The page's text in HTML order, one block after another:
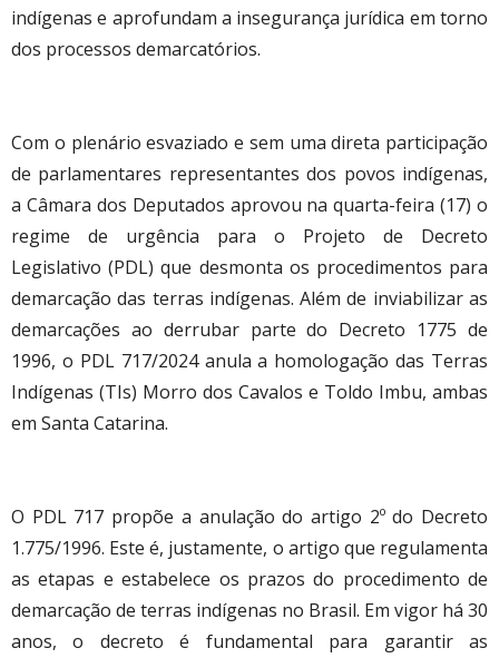
indígenas e aprofundam a insegurança jurídica em torno
dos processos demarcatórios.
Com o plenário esvaziado e sem uma direta participação
de parlamentares representantes dos povos indígenas,
a Câmara dos Deputados aprovou na quarta-feira (17) o
regime de urgência para o Projeto de Decreto
Legislativo (PDL) que desmonta os procedimentos para
demarcação das terras indígenas. Além de inviabilizar as
demarcações ao derrubar parte do Decreto 1775 de
1996, o PDL 717/2024 anula a homologação das Terras
Indígenas (TIs) Morro dos Cavalos e Toldo Imbu, ambas
em Santa Catarina.
O PDL 717 propõe a anulação do artigo 2º do Decreto
1.775/1996. Este é, justamente, o artigo que regulamenta
as etapas e estabelece os prazos do procedimento de
demarcação de terras indígenas no Brasil. Em vigor há 30
anos, o decreto é fundamental para garantir as